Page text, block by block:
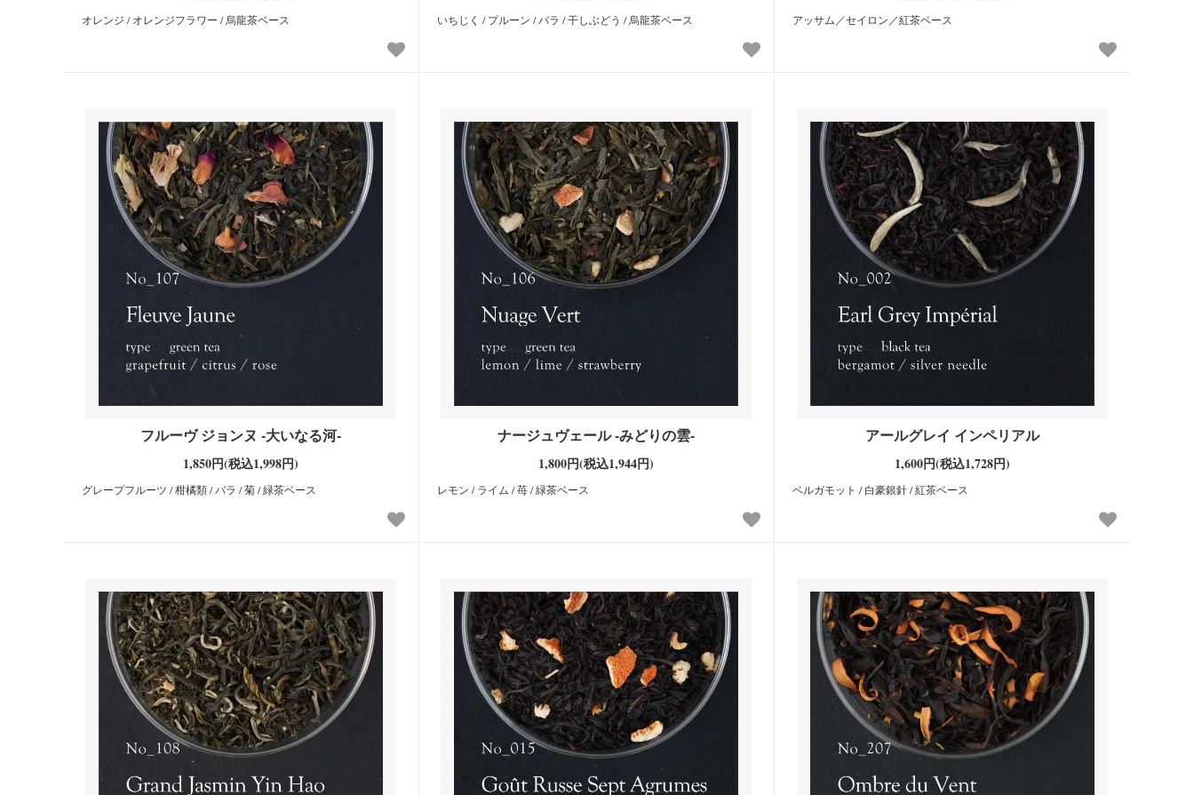
オレンジ / オレンジフラワー / 烏龍茶ベース いちじく / プルーン / バラ / 干しぶどう / 烏龍茶ベース アッサム／セイロン／紅茶ベース
フルーヴ ジョンヌ -大いなる河-
1,850円(税込1,998円)
グレープフルーツ / 柑橘類 / バラ / 菊 / 緑茶ベース
ナージュヴェール -みどりの雲-
1,800円(税込1,944円)
レモン / ライム / 苺 / 緑茶ベース
アールグレイ インペリアル
1,600円(税込1,728円)
ベルガモット / 白豪銀針 / 紅茶ベース